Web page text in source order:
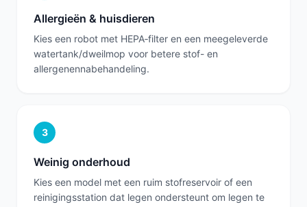
Allergieën & huisdieren
Kies een robot met HEPA‑filter en een meegeleverde
watertank/dweilmop voor betere stof- en
allergenennabehandeling.
3
Weinig onderhoud
Kies een model met een ruim stofreservoir of een
reinigingsstation dat legen ondersteunt om legen te